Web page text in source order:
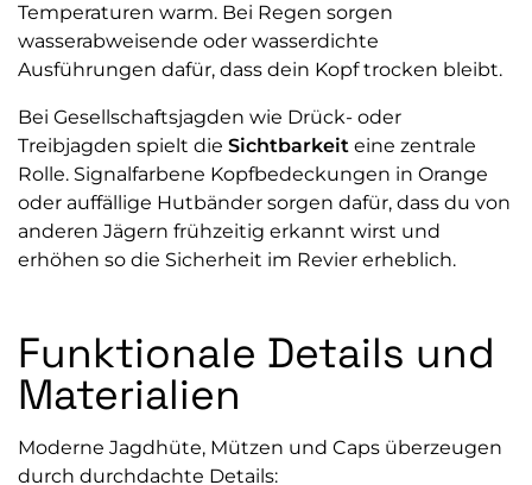
Temperaturen warm. Bei Regen sorgen
wasserabweisende oder wasserdichte
Ausführungen dafür, dass dein Kopf trocken bleibt.
Bei Gesellschaftsjagden wie Drück- oder
Treibjagden spielt die Sichtbarkeit eine zentrale
Rolle. Signalfarbene Kopfbedeckungen in Orange
oder auffällige Hutbänder sorgen dafür, dass du von
anderen Jägern frühzeitig erkannt wirst und
erhöhen so die Sicherheit im Revier erheblich.
Funktionale Details und
Materialien
Moderne Jagdhüte, Mützen und Caps überzeugen
durch durchdachte Details: